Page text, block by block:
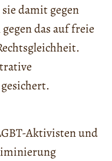
damit gegen
das auf freie
Aktivisten und